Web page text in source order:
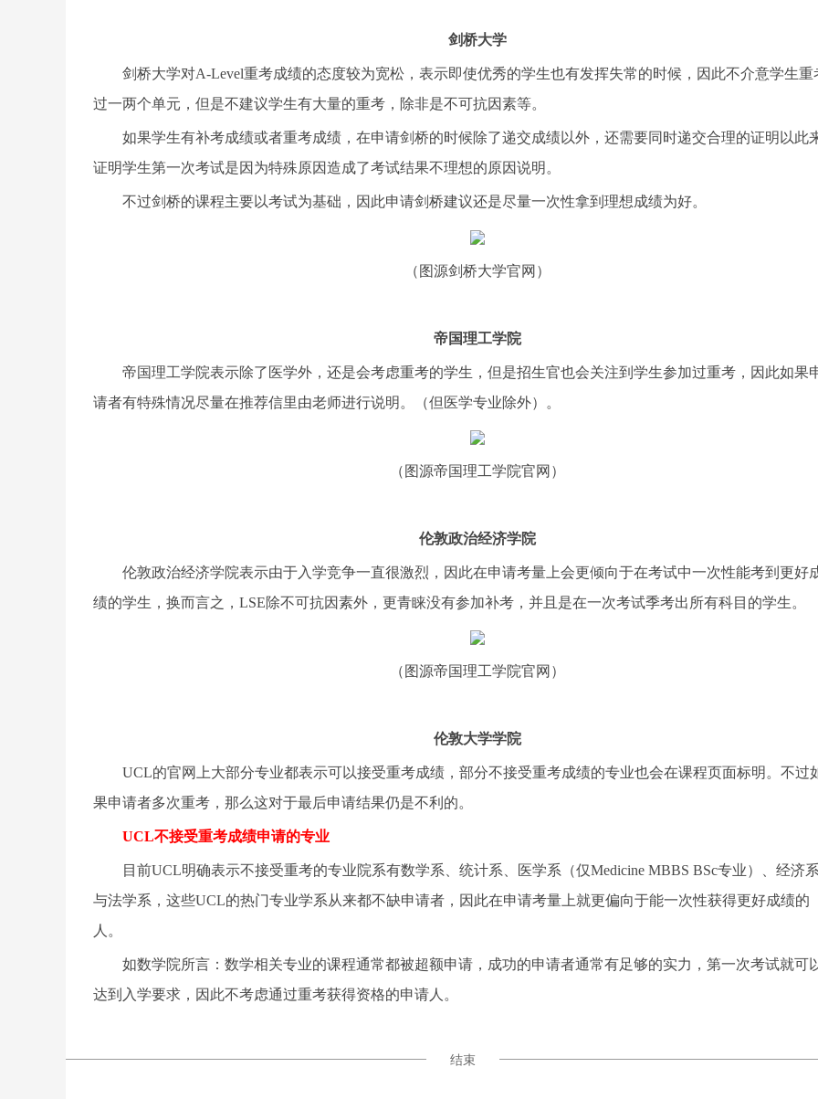
剑桥大学
剑桥大学对A-Level重考成绩的态度较为宽松，表示即使优秀的学生也有发挥失常的时候，因此不介意学生重
过一两个单元，但是不建议学生有大量的重考，除非是不可抗因素等。
如果学生有补考成绩或者重考成绩，在申请剑桥的时候除了递交成绩以外，还需要同时递交合理的证明以此
证明学生第一次考试是因为特殊原因造成了考试结果不理想的原因说明。
不过剑桥的课程主要以考试为基础，因此申请剑桥建议还是尽量一次性拿到理想成绩为好。
（图源剑桥大学官网）
帝国理工学院
帝国理工学院表示除了医学外，还是会考虑重考的学生，但是招生官也会关注到学生参加过重考，因此如果
请者有特殊情况尽量在推荐信里由老师进行说明。（但医学专业除外）。
（图源帝国理工学院官网）
伦敦政治经济学院
伦敦政治经济学院表示由于入学竞争一直很激烈，因此在申请考量上会更倾向于在考试中一次性能考到更好
绩的学生，换而言之， LSE除不可抗因素外，更青睐没有参加补考，并且是在一次考试季考出所有科目的学生。
（图源帝国理工学院官网）
伦敦大学学院
UCL的官网上大部分专业都表示可以接受重考成绩，部分不接受重考成绩的专业也会在课程页面标明。不过
果申请者多次重考，那么这对于最后申请结果仍是不利的。
UCL不接受重考成绩申请的专业
目前UCL明确表示不接受重考的专业院系有数学系、统计系、医学系（仅Medicine MBBS BSc专业）、经济
与法学系，这些UCL的热门专业学系从来都不缺申请者，因此在申请考量上就更偏向于能一次性获得更好成绩的
人。
如数学院所言：数学相关专业的课程通常都被超额申请，成功的申请者通常有足够的实力，第一次考试就可
达到入学要求，因此不考虑通过重考获得资格的申请人。
结束